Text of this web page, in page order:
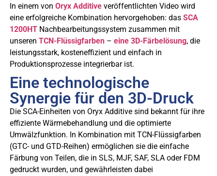
In einem von Oryx Additive veröffentlichten Video wird
eine erfolgreiche Kombination hervorgehoben: das SCA
1200HT Nachbearbeitungssystem zusammen mit
unseren TCN-Flüssigfarben – eine 3D-Färbelösung, die
leistungsstark, kosteneffizient und einfach in
Produktionsprozesse integrierbar ist.
Eine technologische
Synergie für den 3D-Druck
Die SCA-Einheiten von Oryx Additive sind bekannt für ihre
effiziente Wärmebehandlung und die optimierte
Umwälzfunktion. In Kombination mit TCN-Flüssigfarben
(GTC- und GTD-Reihen) ermöglichen sie die einfache
Färbung von Teilen, die in SLS, MJF, SAF, SLA oder FDM
gedruckt wurden, und gewährleisten dabei